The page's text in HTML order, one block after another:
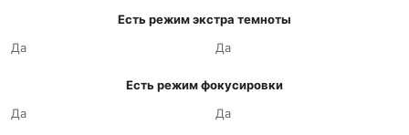
Есть режим экстра темноты
Да
Да
Есть режим фокусировки
Да
Да